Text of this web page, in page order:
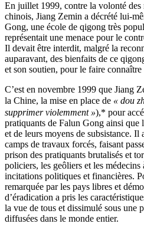
En juillet 1999, contre la volonté des
chinois, Jiang Zemin a décrété lui-
Gong, une école de qigong très
représentait une menace pour le
Il devait être interdit, malgré la
auparavant, des bienfaits de ce
et son soutien, pour le faire
C’est en novembre 1999 que Jiang
la Chine, la mise en place de « dou
supprimer violemment »),* pour
pratiquants de Falun Gong ainsi que
et de leurs moyens de subsistance. Il
camps de travaux forcés, faisant
prison des pratiquants brutalisés et
policiers, les geôliers et les
incitations politiques et financières.
remarquée par les pays libres et
d’éradication a pris les
la vue de tous et dissimulé sous une
diffusées dans le monde entier.